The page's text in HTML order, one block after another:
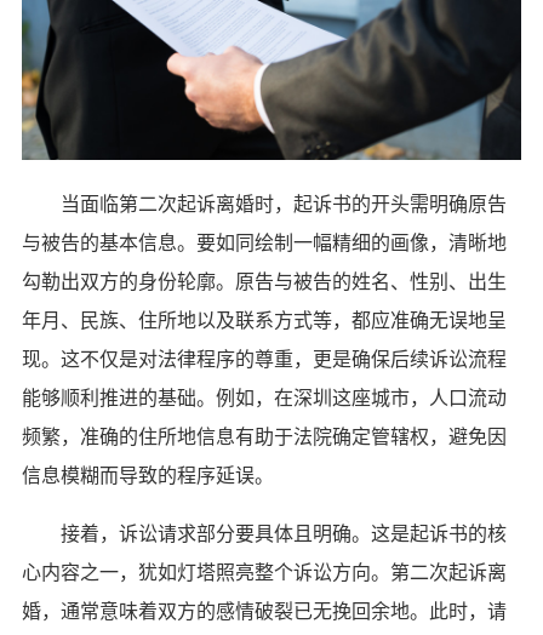
当面临第二次起诉离婚时，起诉书的开头需明确原告
与被告的基本信息。要如同绘制一幅精细的画像，清晰地
勾勒出双方的身份轮廓。原告与被告的姓名、性别、出生
年月、民族、住所地以及联系方式等，都应准确无误地呈
现。这不仅是对法律程序的尊重，更是确保后续诉讼流程
能够顺利推进的基础。例如，在深圳这座城市，人口流动
频繁，准确的住所地信息有助于法院确定管辖权，避免因
信息模糊而导致的程序延误。
接着，诉讼请求部分要具体且明确。这是起诉书的核
心内容之一，犹如灯塔照亮整个诉讼方向。第二次起诉离
婚，通常意味着双方的感情破裂已无挽回余地。此时，请